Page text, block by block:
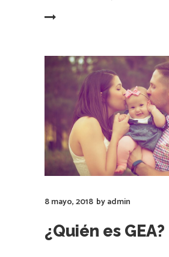
8 mayo, 2018 byadmin
¿Quién es GEA?